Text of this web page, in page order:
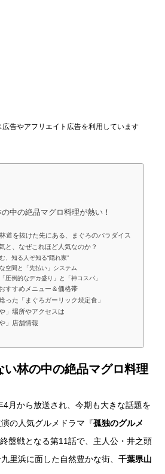
告やアフリエイト広告を利用しています
中の絶品マグロ料理が熱い！
道を抜けた先にある、まぐろのパラダイス
と、なぜこれほど人気なのか？
、知る人ぞ知る“隠れ家”
空間と「先払い」システム
圧倒的なデカ盛り」と「神コスパ」
すすめメニュー＆価格帯
った「まぐろガーリック焼定食」
」場所やアクセスは
」店舗情報
い林の中の絶品マグロ料理
月から放送され、今期も大きな話題を
の人気グルメドラマ『孤独のグルメ
盤戦となる第11話で、主人公・井之頭
里浜に面した自然豊かな街、 千葉県山